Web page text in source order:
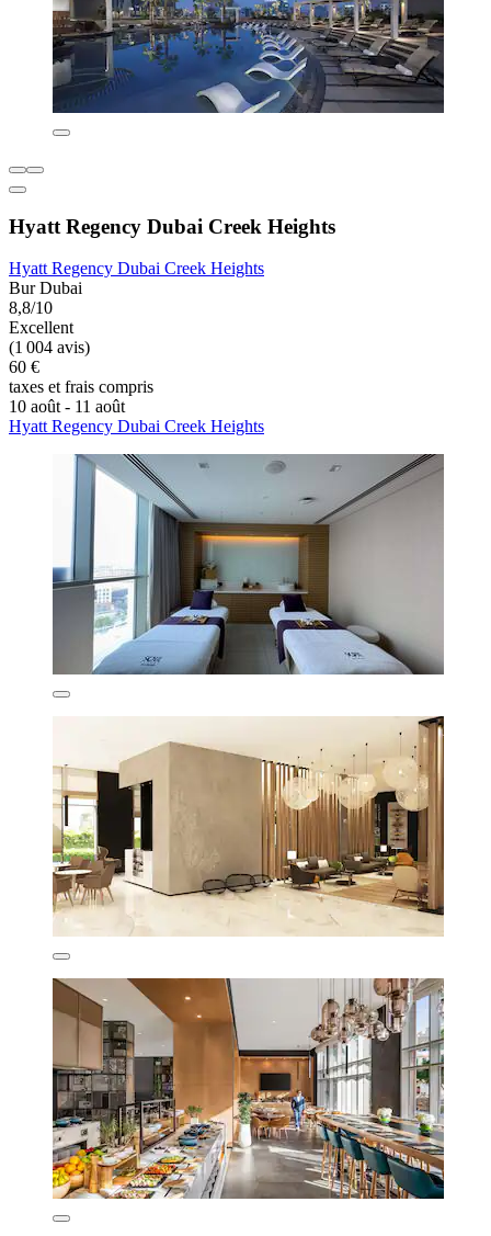
Hyatt Regency Dubai Creek Heights
Hyatt Regency Dubai Creek Heights
Bur Dubai
8,8/10
Excellent
(1 004 avis)
60 €
taxes et frais compris
10 août - 11 août
Hyatt Regency Dubai Creek Heights